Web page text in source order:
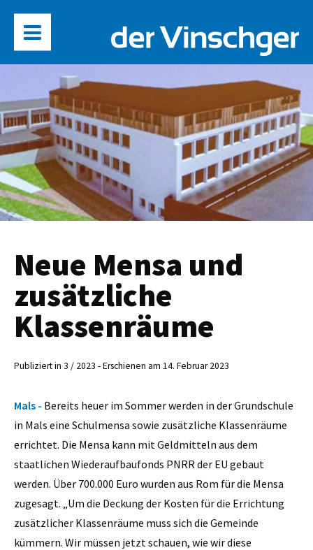
Neue Mensa und
zusätzliche
Klassenräume
Publiziert in 3 / 2023 - Erschienen am 14. Februar 2023
Mals - Bereits heuer im Sommer werden in der Grundschule
in Mals eine Schulmensa sowie zusätzliche Klassenräume
errichtet. Die Mensa kann mit Geldmitteln aus dem
staatlichen Wiederaufbaufonds PNRR der EU gebaut
werden. Über 700.000 Euro wurden aus Rom für die Mensa
zugesagt. „Um die Deckung der Kosten für die Errichtung
zusätzlicher Klassenräume muss sich die Gemeinde
kümmern. Wir müssen jetzt schauen, wie wir diese